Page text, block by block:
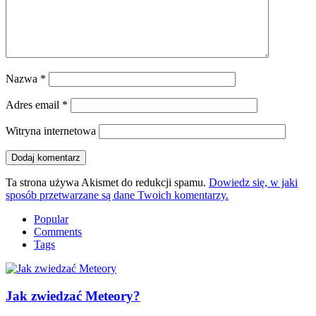
Nazwa *
Adres email *
Witryna internetowa
Ta strona używa Akismet do redukcji spamu. Dowiedz się, w jaki
sposób przetwarzane są dane Twoich komentarzy.
Popular
Comments
Tags
Jak zwiedzać Meteory?